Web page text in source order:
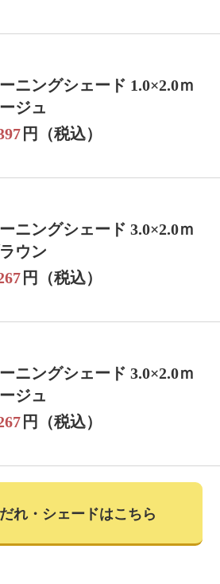
ニングシェード 1.0×2.0ｍ
ジュ
円（税込）
ニングシェード 3.0×2.0ｍ
ウン
円（税込）
ニングシェード 3.0×2.0ｍ
ジュ
円（税込）
れ・シェードはこちら